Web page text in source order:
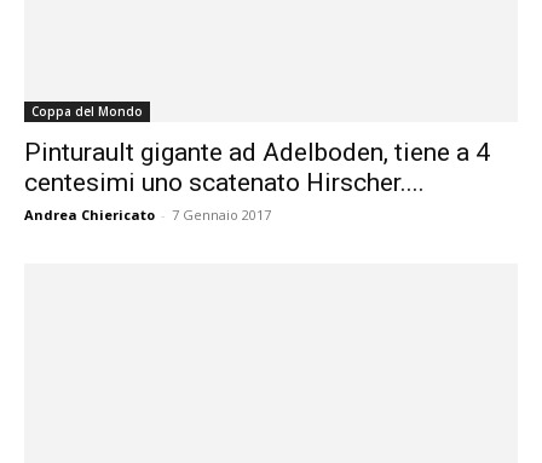
Coppa del Mondo
Pinturault gigante ad Adelboden, tiene a 4
centesimi uno scatenato Hirscher....
Andrea Chiericato - 7 Gennaio 2017